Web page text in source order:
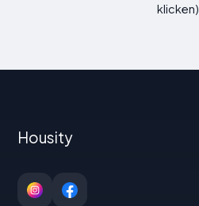
klicken)
Housity